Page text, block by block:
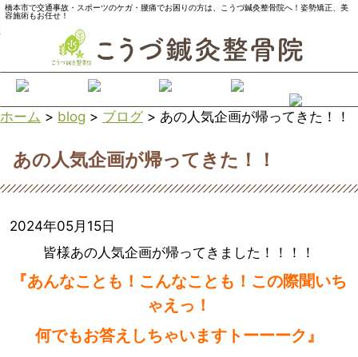
橋本市で交通事故・スポーツのケガ・腰痛でお困りの方は、こうづ鍼灸整骨院へ！姿勢矯正、美
容施術もお任せ！
ホーム > blog > ブログ > あの人気企画が帰ってきた！！
あの人気企画が帰ってきた！！
2024年05月15日
皆様あの人気企画が帰ってきました！！！！
『あんなことも！こんなことも！この際聞いち
ゃえっ！
何でもお答えしちゃいますトーーーク』